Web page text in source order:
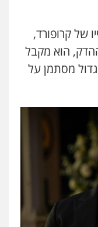
של קרופורד,
הוא מקבל
גדול מסתמן על